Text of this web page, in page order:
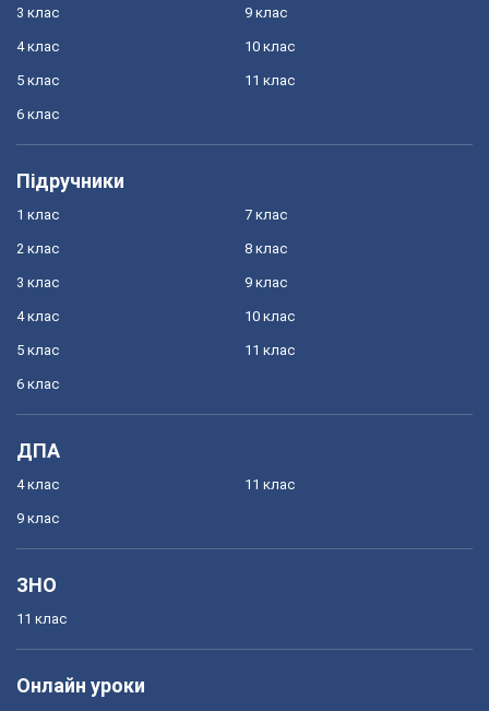
3 клас
4 клас
5 клас
6 клас
9 клас
10 клас
11 клас
Підручники
1 клас
2 клас
3 клас
4 клас
5 клас
6 клас
7 клас
8 клас
9 клас
10 клас
11 клас
ДПА
4 клас
9 клас
11 клас
ЗНО
11 клас
Онлайн уроки